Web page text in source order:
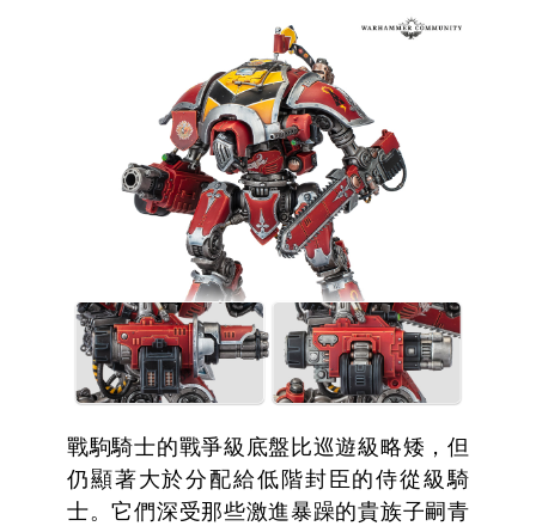
戰駒騎士的戰爭級底盤比巡遊級略矮，但
仍顯著大於分配給低階封臣的侍從級騎
士。它們深受那些激進暴躁的貴族子嗣青